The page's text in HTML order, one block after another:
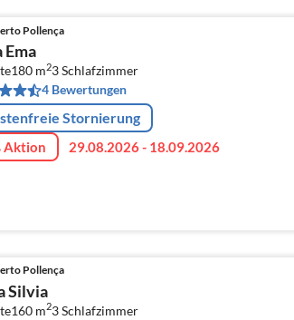
Pollença
180 m23Schlafzimmer
4 Bewertungen
Stornierung
Aktion 29.08.2026 - 18.09.2026
Pollença
Silvia
160 m23Schlafzimmer